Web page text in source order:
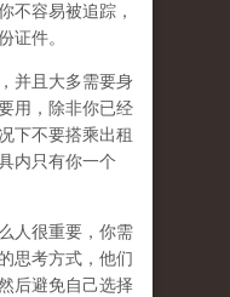
不容易被追踪，
证件。
并且大多需要身
用，除非你已经
下不要搭乘出租
内只有你一个
人很重要，你需
思考方式，他们
后避免自己选择